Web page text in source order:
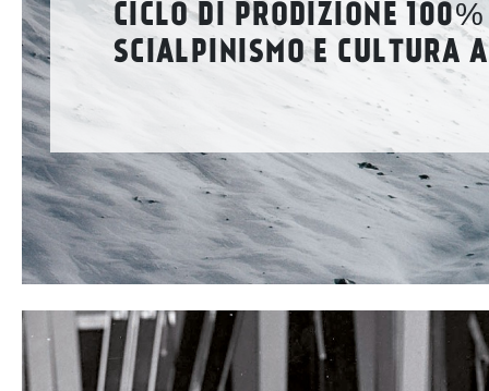
CICLO DI PRODIZIONE
SCIALPINISMO E CULTURA